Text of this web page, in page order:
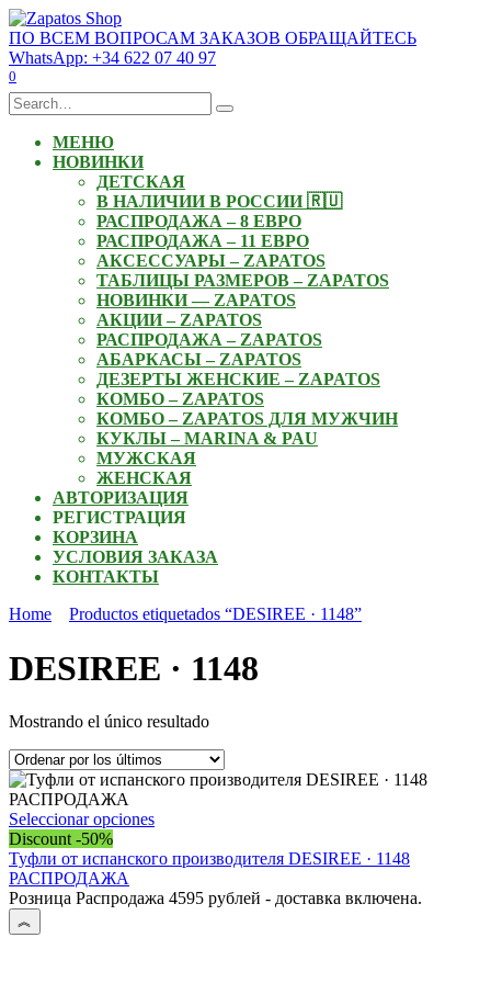
Skip
to
content
ПО ВСЕМ ВОПРОСАМ ЗАКАЗОВ ОБРАЩАЙТЕСЬ
WhatsApp: +34 622 07 40 97
0
Search
for:
МЕНЮ
НОВИНКИ
ДЕТСКАЯ
В НАЛИЧИИ В РОССИИ 🇷🇺
РАСПРОДАЖА – 8 ЕВРО
РАСПРОДАЖА – 11 ЕВРО
АКСЕССУАРЫ – ZAPATOS
ТАБЛИЦЫ РАЗМЕРОВ – ZAPATOS
НОВИНКИ — ZAPATOS
АКЦИИ – ZAPATOS
РАСПРОДАЖА – ZAPATOS
АБАРКАСЫ – ZAPATOS
ДЕЗЕРТЫ ЖЕНСКИЕ – ZAPATOS
КОМБО – ZAPATOS
КОМБО – ZAPATOS ДЛЯ МУЖЧИН
КУКЛЫ – MARINA & PAU
МУЖСКАЯ
ЖЕНСКАЯ
АВТОРИЗАЦИЯ
РЕГИСТРАЦИЯ
КОРЗИНА
УСЛОВИЯ ЗАКАЗА
КОНТАКТЫ
Home
Productos etiquetados “DESIREE · 1148”
DESIREE · 1148
Mostrando el único resultado
Seleccionar opcionesEste
tiene
variantes.
Discount -50%
Туфли от испанского производителя DESIREE · 1148
РАСПРОДАЖА
Розница Распродажа 4595 рублей - доставка включена.